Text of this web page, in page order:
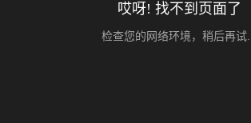
哎呀! 找不到页面了
检查您的网络环境，稍后再试...